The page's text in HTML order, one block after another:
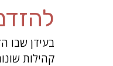
בעידן שבו
קהילות